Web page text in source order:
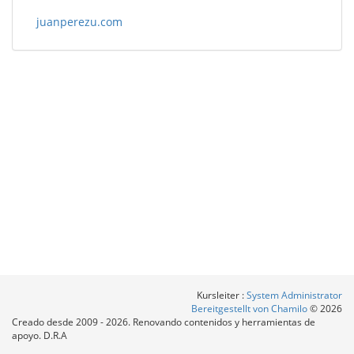
juanperezu.com
Kursleiter :System Administrator
Bereitgestellt von Chamilo© 2026
Creado desde 2009 - 2026. Renovando contenidos y herramientas de
apoyo. D.R.A